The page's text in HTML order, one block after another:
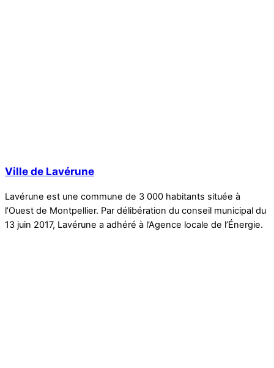
Ville de Lavérune
Lavérune est une commune de 3 000 habitants située à
l’Ouest de Montpellier. Par délibération du conseil municipal du
13 juin 2017, Lavérune a adhéré à l’Agence locale de l’Énergie.